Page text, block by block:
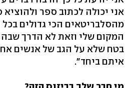
אני יכולה לכתוב ספר
מהסלבריטאים הכי גדולים
המקום שלי וזאת לא הדרך
בטח שלא על הגב של אנשים
איתם ביחד".